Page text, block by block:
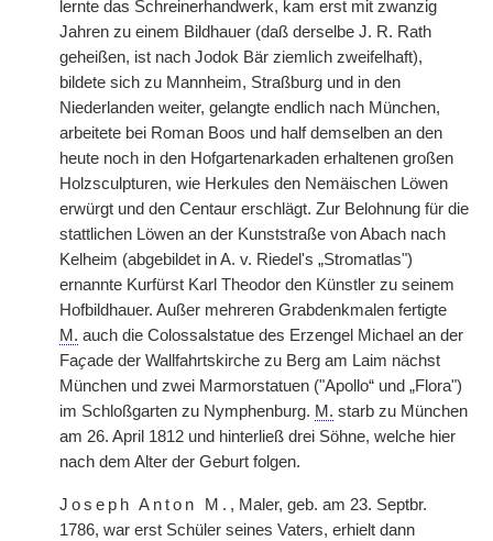
lernte das Schreinerhandwerk, kam erst mit zwanzig
Jahren zu einem Bildhauer (daß derselbe J. R. Rath
geheißen, ist nach Jodok Bär ziemlich zweifelhaft),
bildete sich zu Mannheim, Straßburg und in den
Niederlanden weiter, gelangte endlich nach München,
arbeitete bei Roman Boos und half demselben an den
heute noch in den Hofgartenarkaden erhaltenen großen
Holzsculpturen, wie Herkules den Nemäischen Löwen
erwürgt und den Centaur erschlägt. Zur Belohnung für die
stattlichen Löwen an der Kunststraße von Abach nach
Kelheim (abgebildet in A. v. Riedel's „Stromatlas")
ernannte Kurfürst Karl Theodor den Künstler zu seinem
Hofbildhauer. Außer mehreren Grabdenkmalen fertigte
M. auch die Colossalstatue des Erzengel Michael an der
Façade der Wallfahrtskirche zu Berg am Laim nächst
München und zwei Marmorstatuen ("Apollo“ und „Flora")
im Schloßgarten zu Nymphenburg. M. starb zu München
am 26. April 1812 und hinterließ drei Söhne, welche hier
nach dem Alter der Geburt folgen.
Joseph Anton M. , Maler, geb. am 23. Septbr.
1786, war erst Schüler seines Vaters, erhielt dann